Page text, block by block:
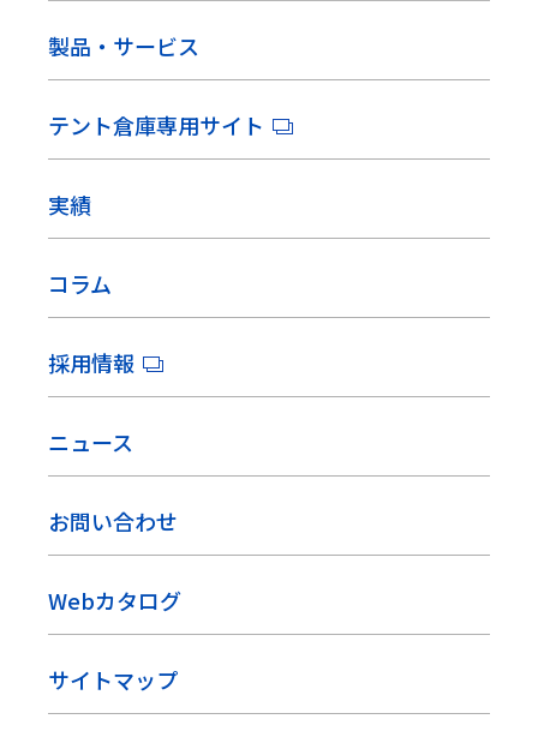
製品・サービス
テント倉庫専用サイト
実績
コラム
採用情報
ニュース
お問い合わせ
Webカタログ
サイトマップ